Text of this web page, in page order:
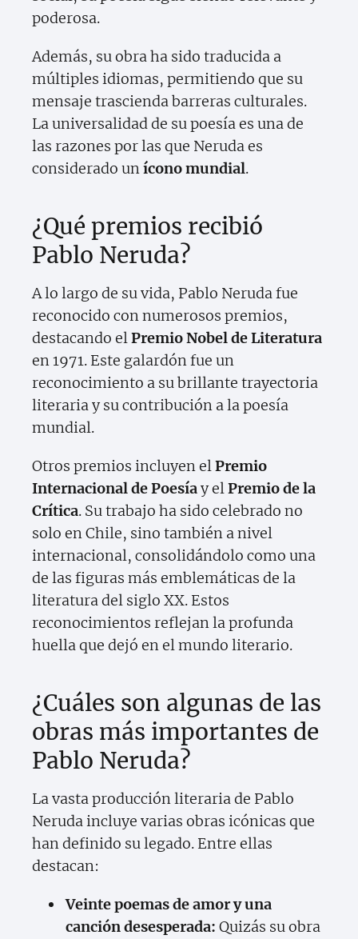
poderosa.
Además, su obra ha sido traducida a
múltiples idiomas, permitiendo que su
mensaje trascienda barreras culturales.
La universalidad de su poesía es una de
las razones por las que Neruda es
considerado unícono mundial.
¿Qué premios recibió
Pablo Neruda?
A lo largo de su vida, Pablo Neruda fue
reconocido con numerosos premios,
destacando elPremio Nobel de Literatura
en 1971. Este galardón fue un
reconocimiento a su brillante trayectoria
literaria y su contribución a la poesía
mundial.
Otros premios incluyen elPremio
Internacional de Poesíay elPremio de la
Crítica. Su trabajo ha sido celebrado no
solo en Chile, sino también a nivel
internacional, consolidándolo como una
de las figuras más emblemáticas de la
literatura del siglo XX. Estos
reconocimientos reflejan la profunda
huella que dejó en el mundo literario.
¿Cuáles son algunas de las
obras más importantes de
Pablo Neruda?
La vasta producción literaria de Pablo
Neruda incluye varias obras icónicas que
han definido su legado. Entre ellas
destacan:
Veinte poemas de amor y una
canción desesperada: Quizás su obra